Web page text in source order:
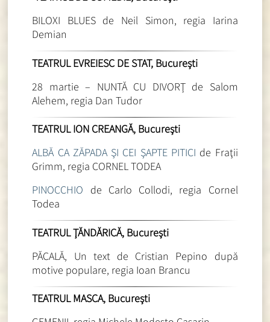
BILOXI BLUES de Neil Simon, regia Iarina
Demian
TEATRUL EVREIESC DE STAT, Bucureşti
28 martie – NUNTĂ CU DIVORŢ de Salom
Alehem, regia Dan Tudor
TEATRUL ION CREANGĂ, Bucureşti
ALBĂ CA ZĂPADA ŞI CEI ŞAPTE PITICI de Fraţii
Grimm, regia CORNEL TODEA
PINOCCHIO de Carlo Collodi, regia Cornel
Todea
TEATRUL ŢĂNDĂRICĂ, Bucureşti
PĂCALĂ, Un text de Cristian Pepino după
motive populare, regia Ioan Brancu
TEATRUL MASCA, Bucureşti